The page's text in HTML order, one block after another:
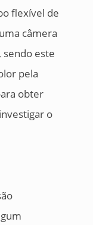
flexível de
câmera
sendo este
pela
obter
o